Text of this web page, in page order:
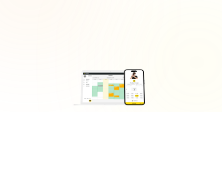
Demander une démo gratuite